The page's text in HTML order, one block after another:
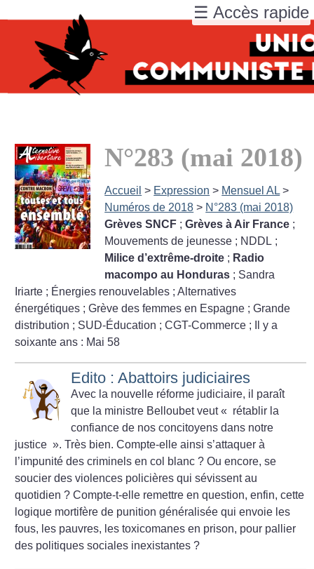
N°283 (mai 2018)
Accueil > Expression > Mensuel AL >
Numéros de 2018 > N°283 (mai 2018)
Grèves SNCF ;Grèves à Air France ;
Mouvements de jeunesse ; NDDL ;
Milice d’extrême-droite ; Radio
macompo au Honduras ; Sandra
Iriarte ; Énergies renouvelables ; Alternatives
énergétiques ; Grève des femmes en Espagne ; Grande
distribution ; SUD-Éducation ; CGT-Commerce ; Il y a
soixante ans : Mai 58
Edito : Abattoirs judiciaires
Avec la nouvelle réforme judiciaire, il paraît
que la ministre Belloubet veut « rétablir la
confiance de nos concitoyens dans notre
justice ». Très bien. Compte-elle ainsi s’attaquer à
l’impunité des criminels en col blanc ? Ou encore, se
soucier des violences policières qui sévissent au
quotidien ? Compte-t-elle remettre en question, enfin, cette
logique mortifère de punition généralisée qui envoie les
fous, les pauvres, les toxicomanes en prison, pour pallier
des politiques sociales inexistantes ?
☰ Accès rapide